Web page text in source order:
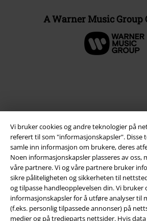
Vi bruker cookies og andre teknologier på
referert til som "informasjonskapsler". Disse
samle inn informasjon om brukere, deres
Noen informasjonskapsler plasseres av oss,
våre partnere. Vi og våre partnere bruker
sikre påliteligheten og sikkerheten til
og tilpasse handleopplevelsen din. Vi bruker
informasjonskapsler for å utføre analyser til
(f.eks. personlig tilpassede annonser) på
medier og på tredjeparts nettsider. Hvis data
A Warner Music Group
Juridisk informasjon/Vilkår
Vilkår
Impressum